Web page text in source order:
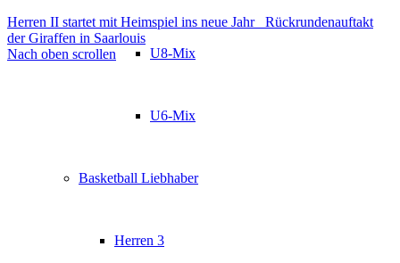
U8-Mix
U6-Mix
Basketball Liebhaber
Herren 3
Herren II startet mit Heimspiel ins neue Jahr
Rückrundenauftakt
der Giraffen in Saarlouis
Nach oben scrollen